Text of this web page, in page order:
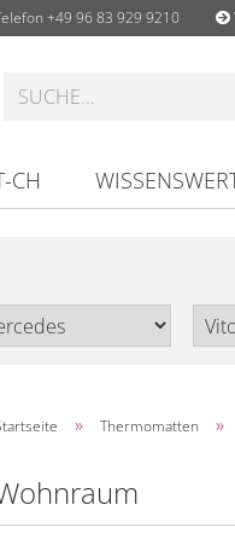
+49 96 83 929 9210
CH
» Thermomatten »